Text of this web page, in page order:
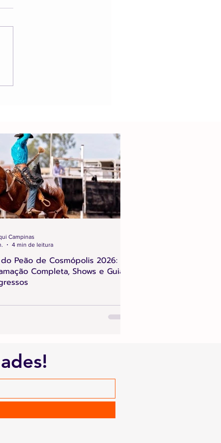
Peão de Cosmópolis 2026:
Completa, Shows e Guia
Campinas
4 min de leitura